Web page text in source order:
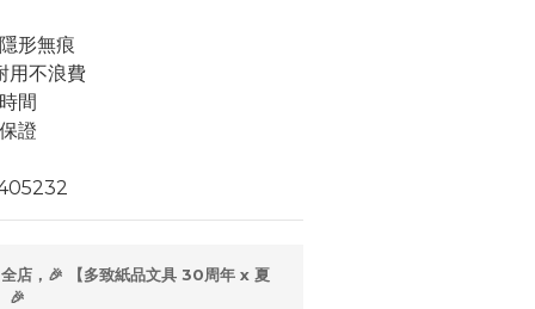
形無痕
用不浪費
間
證
全店，🎉 【多致紙品文具 30周年 x 夏
🎉